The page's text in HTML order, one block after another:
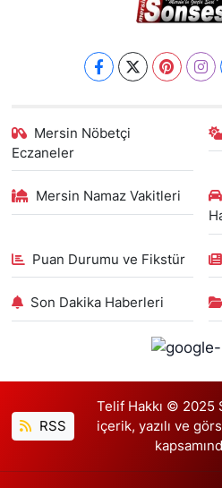
Mersin Nöbetçi
Eczaneler
Mersin Namaz Vakitleri
Puan Durumu ve Fikstür
Son Dakika Haberleri
RSS
Telif Hakkı © 2025
içerik, yazılı ve